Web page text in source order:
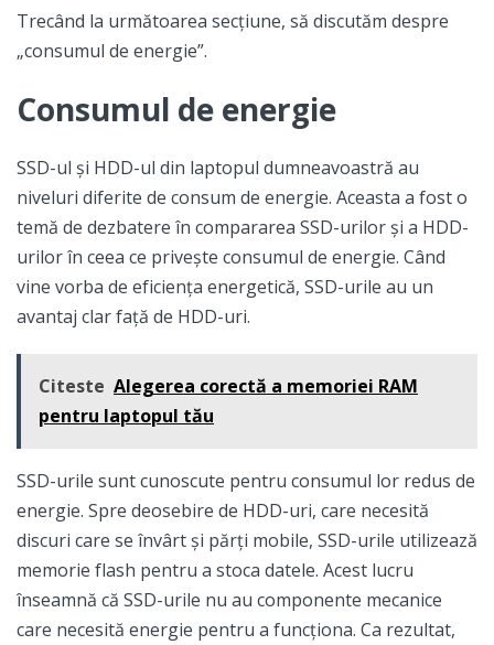
Trecând la următoarea secțiune, să discutăm despre
„consumul de energie”.
Consumul de energie
SSD-ul și HDD-ul din laptopul dumneavoastră au
niveluri diferite de consum de energie. Aceasta a fost o
temă de dezbatere în compararea SSD-urilor și a HDD-
urilor în ceea ce privește consumul de energie. Când
vine vorba de eficiența energetică, SSD-urile au un
avantaj clar față de HDD-uri.
Citeste Alegerea corectă a memoriei RAM
pentru laptopul tău
SSD-urile sunt cunoscute pentru consumul lor redus de
energie. Spre deosebire de HDD-uri, care necesită
discuri care se învârt și părți mobile, SSD-urile utilizează
memorie flash pentru a stoca datele. Acest lucru
înseamnă că SSD-urile nu au componente mecanice
care necesită energie pentru a funcționa. Ca rezultat,